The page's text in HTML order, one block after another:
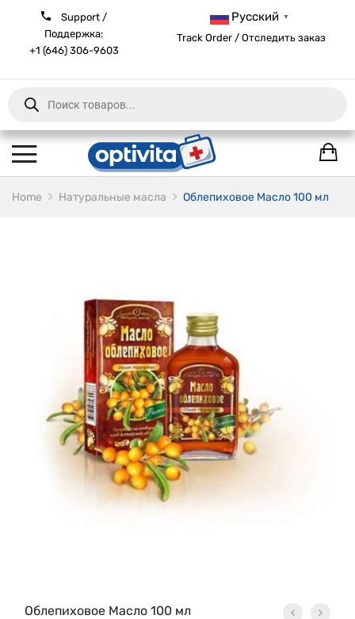
Support /
Поддержка:
+1 (646) 306-9603
Русский ▼
Track Order / Отследить заказ
Products
search
Home Натуральные масла Облепиховое Масло 100 мл
Облепиховое Масло 100 мл